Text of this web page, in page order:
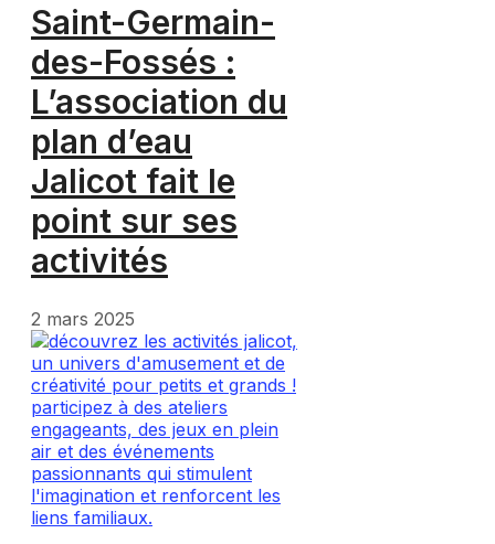
Saint-Germain-
des-Fossés :
L’association du
plan d’eau
Jalicot fait le
point sur ses
activités
2 mars 2025